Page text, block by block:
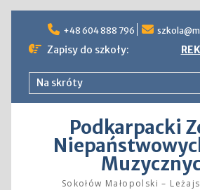
content
+48 604 888 796
Zapisy do szkoły:
Na skróty
Podkarpacki
Sokołów Małopolski –